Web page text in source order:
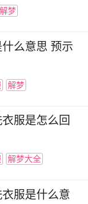
解梦
么意思 预示
解梦
服是怎么回
解梦大全
服是什么意